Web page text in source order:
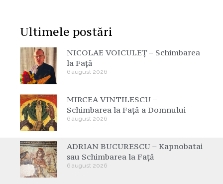
Ultimele postări
NICOLAE VOICULEȚ – Schimbarea
la Față
6 august 2026
MIRCEA VINTILESCU –
Schimbarea la Față a Domnului
6 august 2026
ADRIAN BUCURESCU – Kapnobatai
sau Schimbarea la Față
6 august 2026